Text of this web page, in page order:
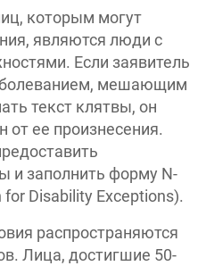
которым могут
являются люди с
Если заявитель
мешающим
текст клятвы, он
ее произнесения.
и заполнить форму N-
Disability Exceptions).
распространяются
Лица, достигшие 50-